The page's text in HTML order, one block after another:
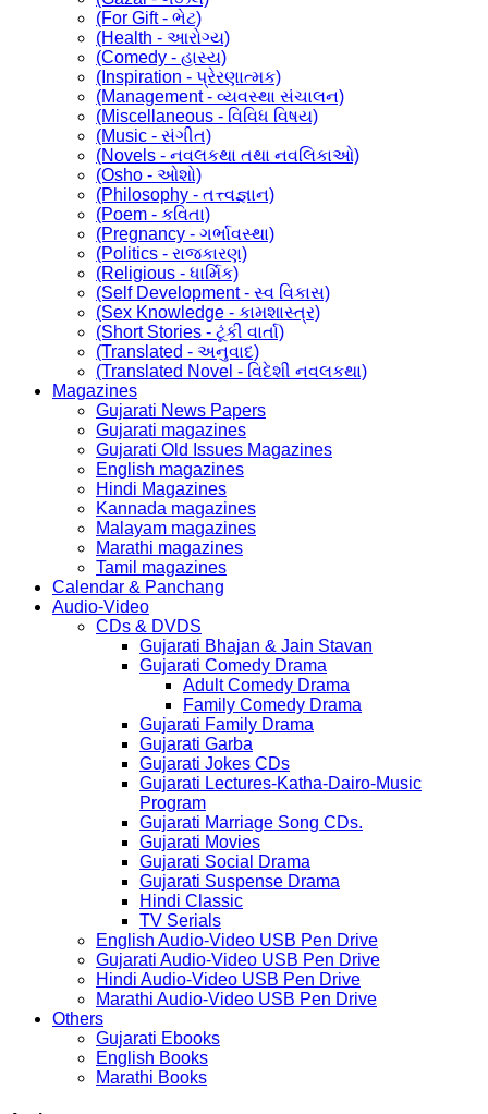
(For Gift - ભેટ)
(Health - આરોગ્ય)
(Comedy - હાસ્ય)
(Inspiration - પ્રેરણાત્મક)
(Management - વ્યવસ્થા સંચાલન)
(Miscellaneous - વિવિધ વિષય)
(Music - સંગીત)
(Novels - નવલકથા તથા નવલિકાઓ)
(Osho - ઓશો)
(Philosophy - તત્ત્વજ્ઞાન)
(Poem - કવિતા)
(Pregnancy - ગર્ભાવસ્થા)
(Politics - રાજકારણ)
(Religious - ધાર્મિક)
(Self Development - સ્વ વિકાસ)
(Sex Knowledge - કામશાસ્ત્ર)
(Short Stories - ટૂંકી વાર્તા)
(Translated - અનુવાદ)
(Translated Novel - વિદેશી નવલકથા)
Magazines
Gujarati News Papers
Gujarati magazines
Gujarati Old Issues Magazines
English magazines
Hindi Magazines
Kannada magazines
Malayam magazines
Marathi magazines
Tamil magazines
Calendar & Panchang
Audio-Video
CDs & DVDS
Gujarati Bhajan & Jain Stavan
Gujarati Comedy Drama
Adult Comedy Drama
Family Comedy Drama
Gujarati Family Drama
Gujarati Garba
Gujarati Jokes CDs
Gujarati Lectures-Katha-Dairo-Music
Program
Gujarati Marriage Song CDs.
Gujarati Movies
Gujarati Social Drama
Gujarati Suspense Drama
Hindi Classic
TV Serials
English Audio-Video USB Pen Drive
Gujarati Audio-Video USB Pen Drive
Hindi Audio-Video USB Pen Drive
Marathi Audio-Video USB Pen Drive
Others
Gujarati Ebooks
English Books
Marathi Books